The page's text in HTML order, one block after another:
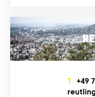
T +4‌9‌